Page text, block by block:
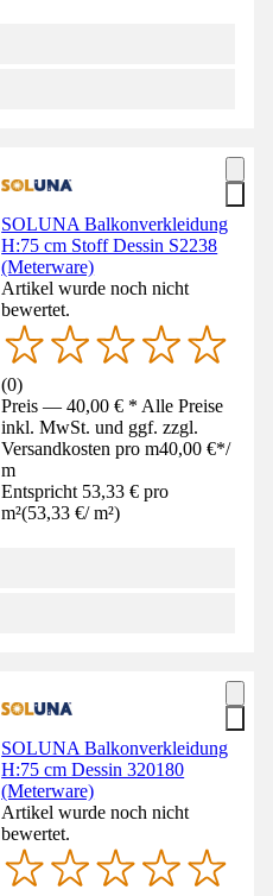
SOLUNA Balkonverkleidung
H:75 cm Stoff Dessin S2238
(Meterware)
Artikel wurde noch nicht
bewertet.
(0)
Preis — 40,00 € * Alle Preise
inkl. MwSt. und ggf. zzgl.
Versandkosten pro m40,00 €*/
m
Entspricht 53,33 € pro
m²(53,33 €/ m²)
SOLUNA Balkonverkleidung
H:75 cm Dessin 320180
(Meterware)
Artikel wurde noch nicht
bewertet.